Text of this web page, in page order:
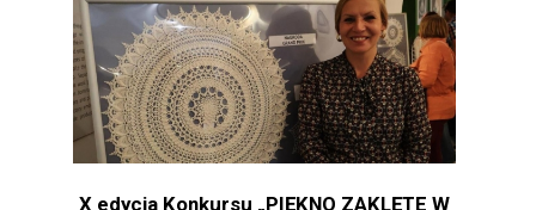
X edycja Konkursu „PIĘKNO ZAKLĘTE W